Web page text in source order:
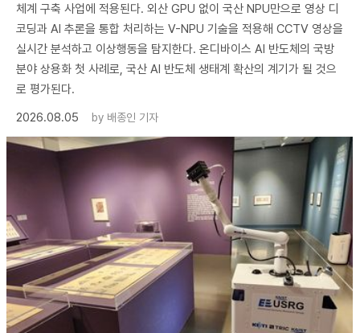
체계 구축 사업에 적용된다. 외산 GPU 없이 국산 NPU만으로 영상 디
코딩과 AI 추론을 통합 처리하는 V-NPU 기술을 적용해 CCTV 영상을
실시간 분석하고 이상행동을 탐지한다. 온디바이스 AI 반도체의 국방
분야 상용화 첫 사례로, 국산 AI 반도체 생태계 확산의 계기가 될 것으
로 평가된다.
2026.08.05
by 배종인 기자